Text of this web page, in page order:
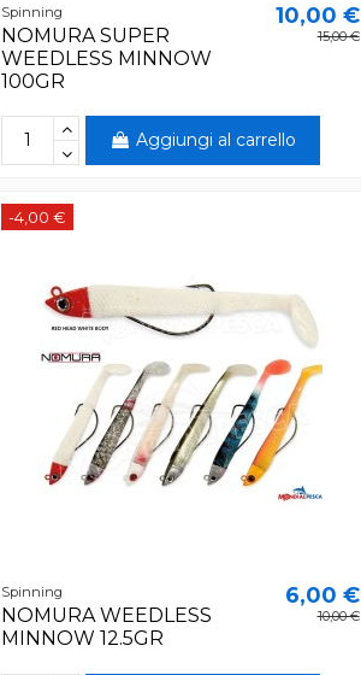
Spinning
NOMURA SUPER
WEEDLESS MINNOW
100GR
10,00 €
15,00 €
Aggiungi al carrello
-4,00 €
Spinning
NOMURA WEEDLESS
MINNOW 12.5GR
6,00 €
10,00 €